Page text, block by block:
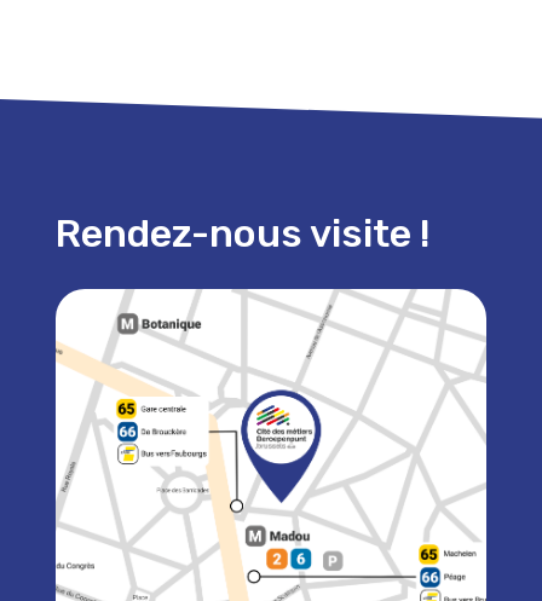
Rendez-nous visite !